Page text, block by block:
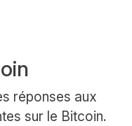
réponses aux
sur le Bitcoin.